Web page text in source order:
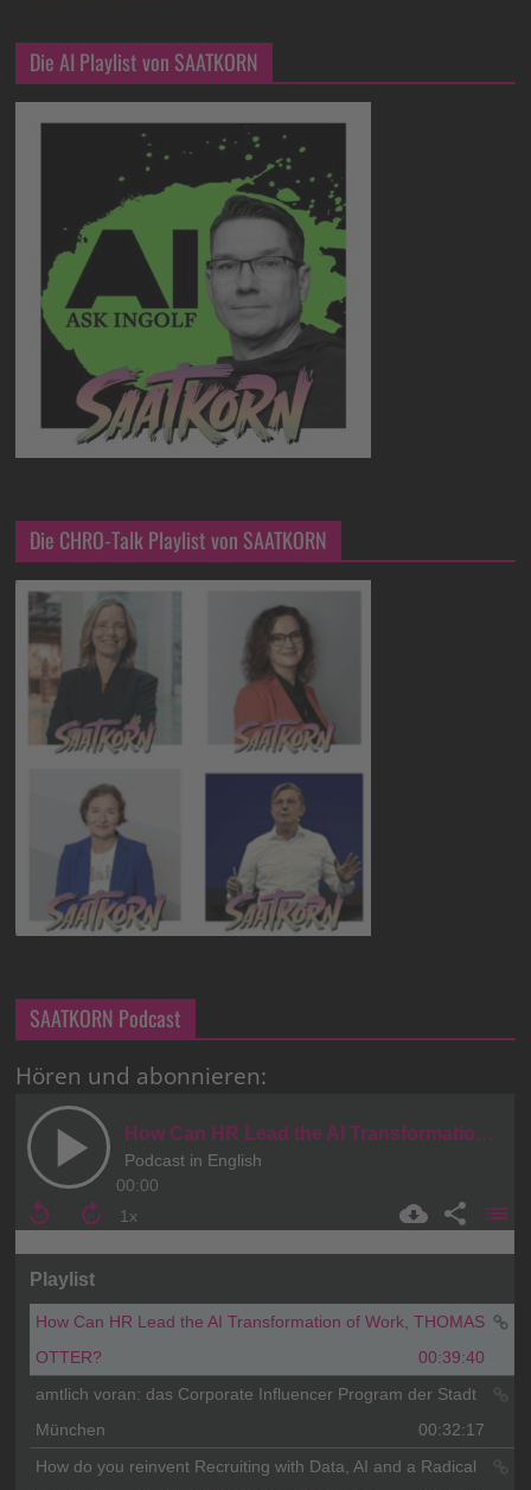
Die AI Playlist von SAATKORN
Die CHRO-Talk Playlist von SAATKORN
SAATKORN Podcast
Hören und abonnieren: